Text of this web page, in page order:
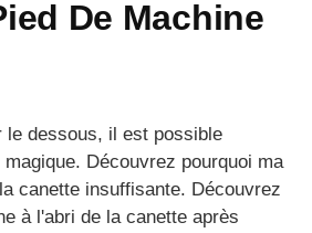
De Machine
le dessous, il est possible
Découvrez pourquoi ma
canette insuffisante. Découvrez
à l'abri de la canette après